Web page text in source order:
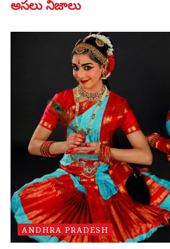
అసలు నిజాలు
ANDHRA PRADESH